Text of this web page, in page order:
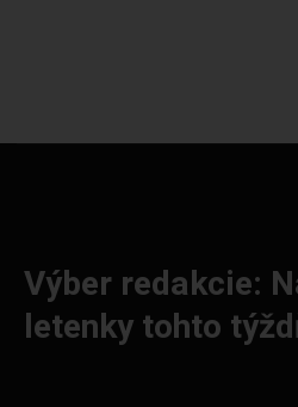
Výber redakcie:
letenky tohto